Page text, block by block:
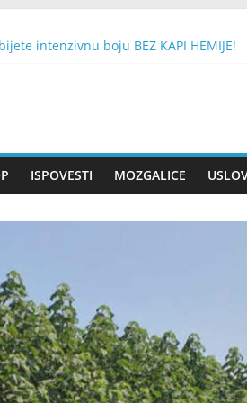
intenzivnu boju BEZ KAPI HEMIJE!
Mobitel
TEŠKU NATO BOMBU SA 430 KG
ISPOVESTI MOZGALICE